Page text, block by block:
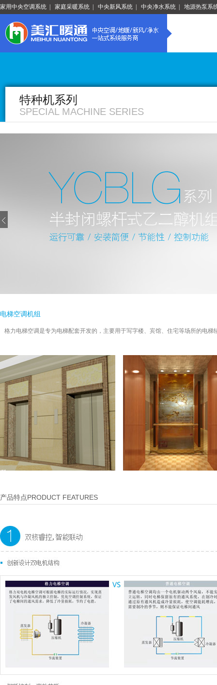
家用中央空调系统 家庭采暖系统 中央新风系统 中央净水系统 地源热泵系
特种机系列
SPECIAL MACHINE SERIES
电梯空调机组
格力电梯空调是专为电梯配套开发的，主要用于写字楼、宾馆、住宅等场所的电
产品特点PRODUCT FEATURES